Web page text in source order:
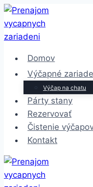
Skip
to
content
Domov
Výčapné
Výčap na chatu
Párty stany
Rezervovať
Čistenie
Kontakt